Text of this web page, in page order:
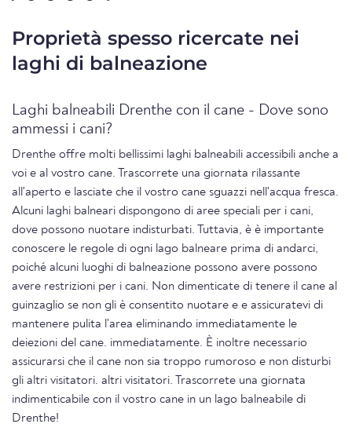
Proprietà spesso ricercate nei
laghi di balneazione
Laghi balneabili Drenthe con il cane - Dove sono
ammessi i cani?
Drenthe offre molti bellissimi laghi balneabili accessibili anche a
voi e al vostro cane. Trascorrete una giornata rilassante
all'aperto e lasciate che il vostro cane sguazzi nell'acqua fresca.
Alcuni laghi balneari dispongono di aree speciali per i cani,
dove possono nuotare indisturbati. Tuttavia, è è importante
conoscere le regole di ogni lago balneare prima di andarci,
poiché alcuni luoghi di balneazione possono avere possono
avere restrizioni per i cani. Non dimenticate di tenere il cane al
guinzaglio se non gli è consentito nuotare e e assicuratevi di
mantenere pulita l'area eliminando immediatamente le
deiezioni del cane. immediatamente. È inoltre necessario
assicurarsi che il cane non sia troppo rumoroso e non disturbi
gli altri visitatori. altri visitatori. Trascorrete una giornata
indimenticabile con il vostro cane in un lago balneabile di
Drenthe!